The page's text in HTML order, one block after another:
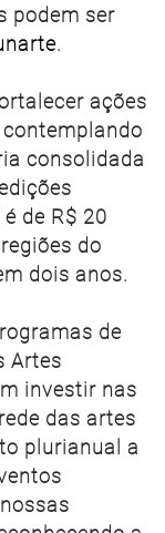
podem ser
.
ações
consolidada
de R$ 20
do
dois anos.
de
Artes
investir nas
das artes
plurianual a